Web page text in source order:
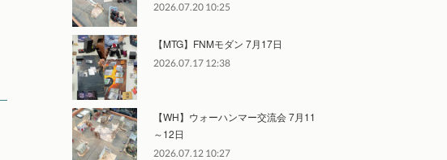
2026.07.20 10:25
【MTG】FNMモダン 7月17日
2026.07.17 12:38
【WH】ウォーハンマー交流会 7月11
～12日
2026.07.12 10:27